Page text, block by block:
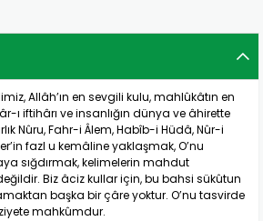
Allâh’ın en sevgili kulu, mahlûkâtın en
ı iftihârı ve insanlığın dünya ve âhirette
Nûru, Fahr-i Âlem, Habîb-i Hüdâ, Nûr-i
fazl u kemâline yaklaşmak, O’nu
sığdırmak, kelimelerin mahdut
Biz âciz kullar için, bu bahsi sükûtun
başka bir çâre yoktur. O’nu tasvirde
mahkûmdur.